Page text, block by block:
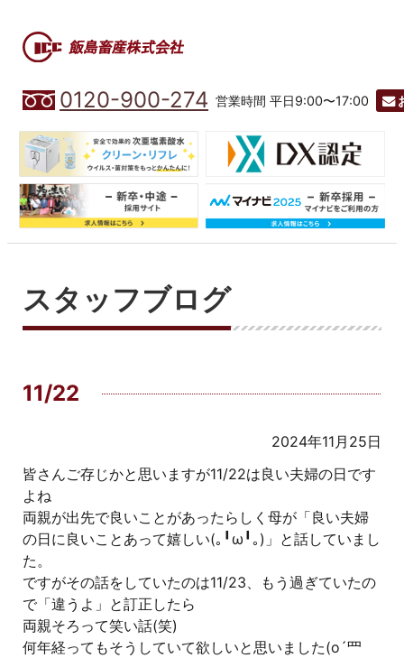
0120-900-274 営業時間 平日9:00〜17:00
スタッフブログ
11/22
2024年11月25日
皆さんご存じかと思いますが11/22は良い夫婦の日です
よね
両親が出先で良いことがあったらしく母が「良い夫婦
の日に良いことあって嬉しい(｡╹ω╹｡)」と話していまし
た。
ですがその話をしていたのは11/23、もう過ぎていたの
で「違うよ」と訂正したら
両親そろって笑い話(笑)
何年経ってもそうしていて欲しいと思いました(o´罒